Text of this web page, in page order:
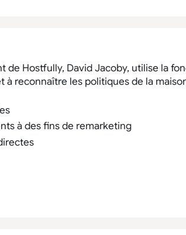
Hostfully, David Jacoby, utilise la
à reconnaître les politiques de la
à des fins de remarketing